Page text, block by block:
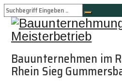
Bauunternehmen im
Rhein Sieg